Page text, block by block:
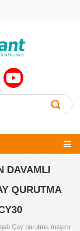
DAVAMLI
QURUTMA
Çay qurutma maşını